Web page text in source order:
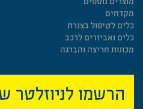
מקדחים
כלים לטיפול בצנרת
כלים ואביזרים לרכב
מכונות חריצה והברגה
הרשמו לניוזלטר